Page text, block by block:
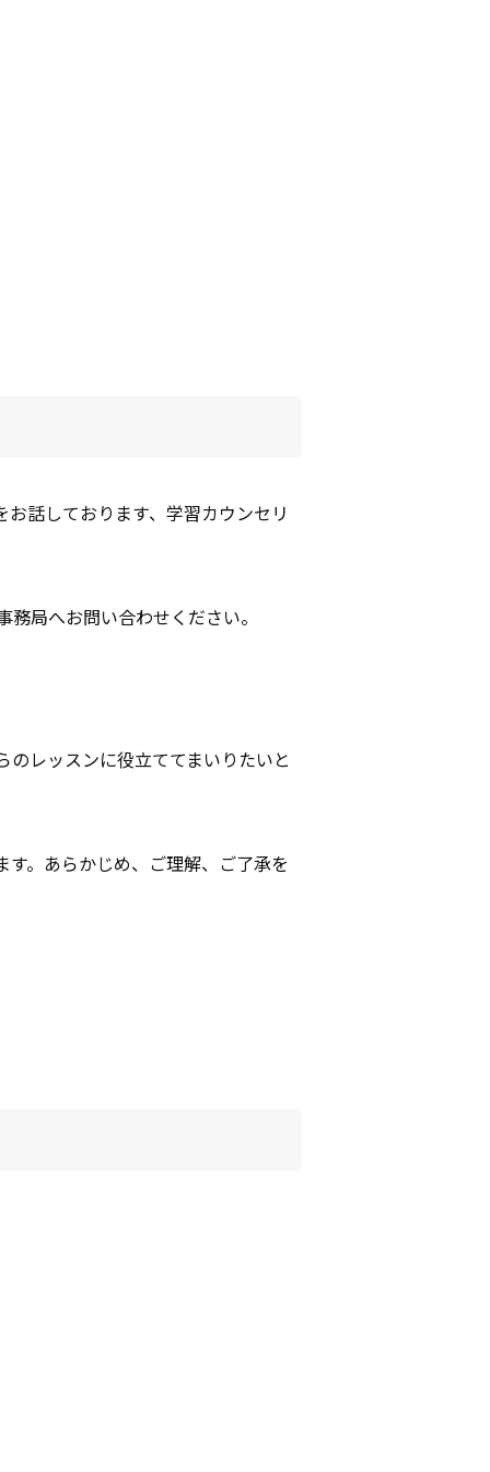
話しております、学習カウンセリ
局へお問い合わせください。
レッスンに役立ててまいりたいと
。あらかじめ、ご理解、ご了承を